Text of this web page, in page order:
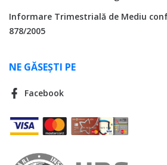
Informare Trimestrială de Mediu
878/2005
NE GĂSEȘTI PE
Facebook